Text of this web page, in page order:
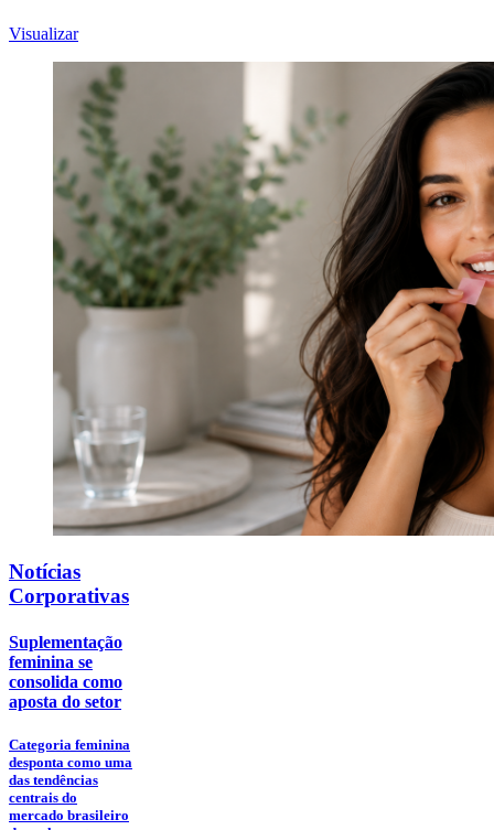
Visualizar
Notícias
Corporativas
Suplementação
feminina se
consolida como
aposta do setor
Categoria feminina
desponta como uma
das tendências
centrais do
mercado brasileiro